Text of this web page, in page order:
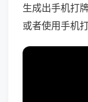
生成出手机打
或者使用手机